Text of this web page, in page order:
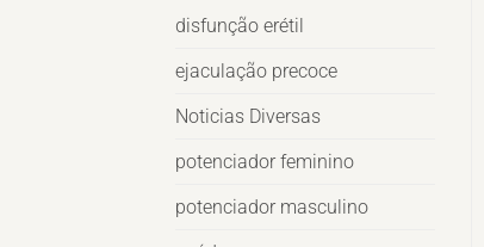
disfunção erétil
ejaculação precoce
Noticias Diversas
potenciador feminino
potenciador masculino